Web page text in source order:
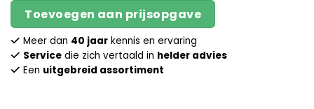
Toevoegen aan prijsopgave
Meer dan 40 jaar kennis en ervaring
Service die zich vertaald in helder advies
Een uitgebreid assortiment